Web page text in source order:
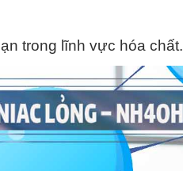
trong lĩnh vực hóa chất.